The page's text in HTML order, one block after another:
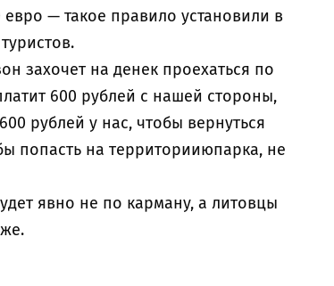
евро — такое правило установили в
захочет на денек проехаться по
600 рублей с нашей стороны,
рублей у нас, чтобы вернуться
попасть на территорииюпарка, не
явно не по карману, а литовцы